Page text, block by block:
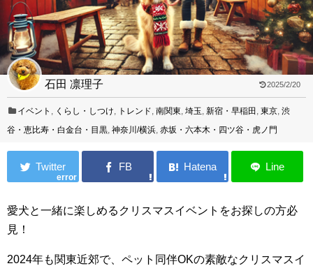
石田 凛理子 2025/2/20
イベント くらし・しつけ トレンド ,南関東 ,埼玉 ,新宿・早稲田 ,東京 ,渋
谷・恵比寿・白金台・目黒 神奈川/横浜 赤坂・六本木・四ツ谷・虎ノ門
error
愛犬と一緒に楽しめるクリスマスイベントをお探しの方必
見！
2024年も関東近郊で、ペット同伴OKの素敵なクリスマスイ